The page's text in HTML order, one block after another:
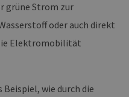
grüne Strom zur
oder auch direkt
Elektromobilität
Beispiel, wie durch die